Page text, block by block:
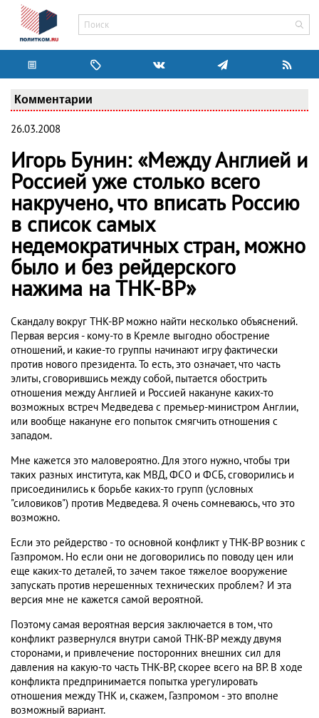
Комментарии
26.03.2008
Игорь Бунин: «Между Англией и
Россией уже столько всего
накручено, что вписать Россию
в список самых
недемократичных стран, можно
было и без рейдерского
нажима на ТНК-ВР»
Скандалу вокруг ТНК-ВР можно найти несколько объяснений.
Первая версия - кому-то в Кремле выгодно обострение
отношений, и какие-то группы начинают игру фактически
против нового президента. То есть, это означает, что часть
элиты, сговорившись между собой, пытается обострить
отношения между Англией и Россией накануне каких-то
возможных встреч Медведева с премьер-министром Англии,
или вообще накануне его попыток смягчить отношения с
западом.
Мне кажется это маловероятно. Для этого нужно, чтобы три
таких разных института, как МВД, ФСО и ФСБ, сговорились и
присоединились к борьбе каких-то групп (условных
"силовиков") против Медведева. Я очень сомневаюсь, что это
возможно.
Если это рейдерство - то основной конфликт у ТНК-ВР возник с
Газпромом. Но если они не договорились по поводу цен или
еще каких-то деталей, то зачем такое тяжелое вооружение
запускать против нерешенных технических проблем? И эта
версия мне не кажется самой вероятной.
Поэтому самая вероятная версия заключается в том, что
конфликт развернулся внутри самой ТНК-ВР между двумя
сторонами, и привлечение посторонних внешних сил для
давления на какую-то часть ТНК-ВР, скорее всего на ВР. В ходе
конфликта предпринимается попытка урегулировать
отношения между ТНК и, скажем, Газпромом - это вполне
возможный вариант.